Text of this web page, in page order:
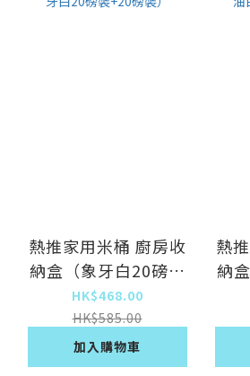
熱推家用米桶 廚房收
納盒（象牙白20磅裝
+20磅裝）
HK$468.00
HK$585.00
加入購物車
熱
納